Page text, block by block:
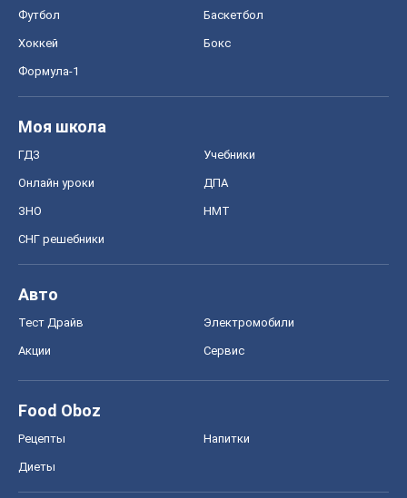
Футбол Баскетбол
Хоккей Бокс
Формула-1
Моя школа
ГДЗ Учебники
Онлайн уроки ДПА
ЗНО НМТ
СНГ решебники
Авто
Тест Драйв Электромобили
Акции Сервис
Food Oboz
Рецепты Напитки
Диеты